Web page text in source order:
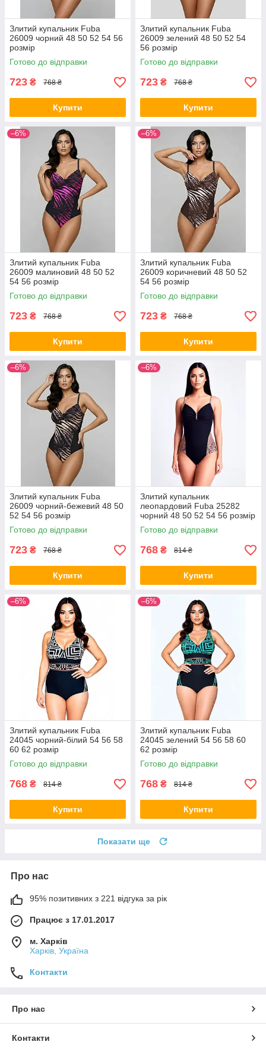
Злитий купальник Fuba
26009 чорний 48 50 52 54 56
розмір
Готово до відправки
723 ₴ 768 ₴
Купити
Злитий купальник Fuba
26009 зелений 48 50 52 54
56 розмір
Готово до відправки
723 ₴ 768 ₴
Купити
–6%
Злитий купальник Fuba
26009 малиновий 48 50 52
54 56 розмір
Готово до відправки
723 ₴ 768 ₴
Купити
–6%
Злитий купальник Fuba
26009 коричневий 48 50 52
54 56 розмір
Готово до відправки
723 ₴ 768 ₴
Купити
–6%
Злитий купальник Fuba
26009 чорний-бежевий 48 50
52 54 56 розмір
Готово до відправки
723 ₴ 768 ₴
Купити
–6%
Злитий купальник
леопардовий Fuba 25282
чорний 48 50 52 54 56 розмір
Готово до відправки
768 ₴ 814 ₴
Купити
–6%
Злитий купальник Fuba
24045 чорний-білий 54 56 58
60 62 розмір
Готово до відправки
768 ₴ 814 ₴
Купити
–6%
Злитий купальник Fuba
24045 зелений 54 56 58 60
62 розмір
Готово до відправки
768 ₴ 814 ₴
Купити
Показати ще
Про нас
95% позитивних з 221 відгука за рік
Працює з 17.01.2017
м. Харків
Харків, Україна
Контакти
Про нас
Контакти